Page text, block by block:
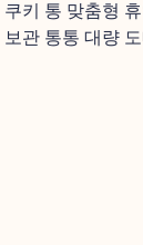
쿠키 통 맞춤형
보관 통통 대량 도